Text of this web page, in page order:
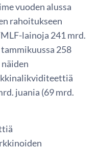
vuoden alussa
rahoitukseen
lainoja 241 mrd.
258
juania (69 mrd.